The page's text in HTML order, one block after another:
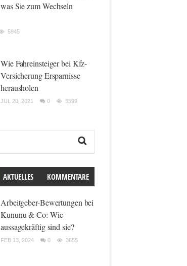
was Sie zum Wechseln
5945
Wie Fahreinsteiger bei Kfz-
Versicherung Ersparnisse
herausholen
JUL 20, 2021 0 5599
AKTUELLES KOMMENTARE
Arbeitgeber-Bewertungen bei
Kununu & Co: Wie
aussagekräftig sind sie?
FEB 13, 2024 0 3655